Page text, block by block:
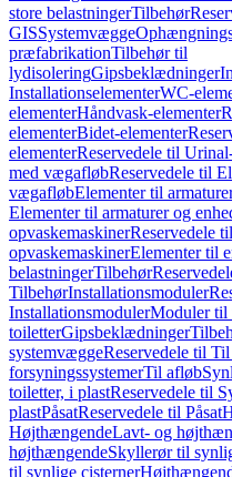
store belastningerTilbehør
GISSystemvægge
præfabrikationTilbehør til
lydisoleringGipsbeklædninger
InstallationselementerWC-
elementerHåndvask-elementer
elementerBidet-elementer
elementerReservedele til
med vægafløbReservedele til
vægafløbElementer til
Elementer til armaturer og
opvaskemaskinerReservedele
opvaskemaskinerElementer til
belastningerTilbehør
TilbehørInstallationsmoduler
InstallationsmodulerModuler til
toiletterGipsbeklædninger
systemvæggeReservedele til
forsyningssystemerTil afløb
toiletter, i plastReservedele til
plastPåsatReservedele til Påsat
HøjthængendeLavt- og
højthængendeSkyllerør til
til synlige cisterner